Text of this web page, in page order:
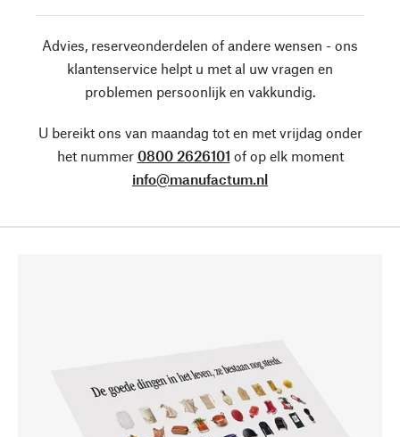
Advies, reserveonderdelen of andere wensen - ons
klantenservice helpt u met al uw vragen en
problemen persoonlijk en vakkundig.
U bereikt ons van maandag tot en met vrijdag onder
het nummer 0800 2626101 of op elk moment
info@manufactum.nl